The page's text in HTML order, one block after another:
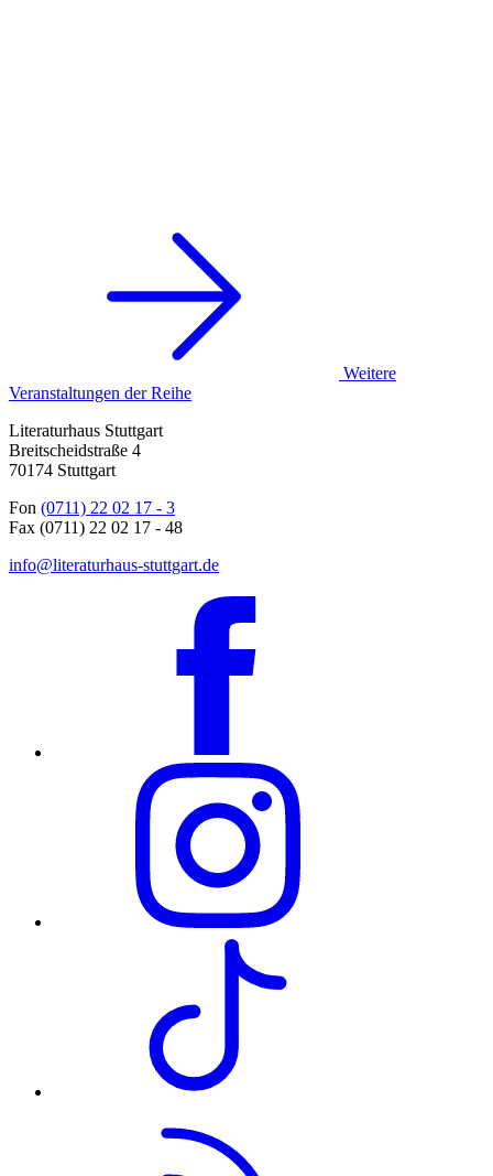
Weitere
Veranstaltungen der Reihe
Literaturhaus Stuttgart
Breitscheidstraße 4
70174 Stuttgart
Fon (0711) 22 02 17 - 3
Fax (0711) 22 02 17 - 48
info@literaturhaus-stuttgart.de